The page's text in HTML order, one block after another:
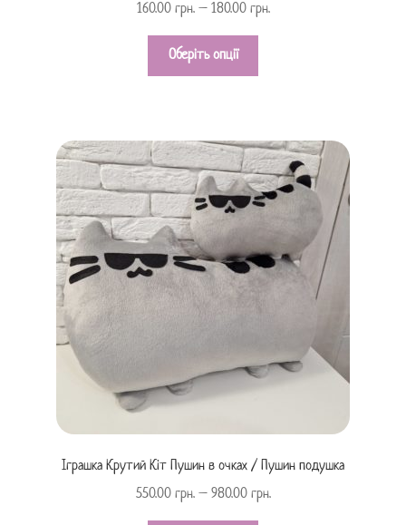
160.00 грн.– 180.00 грн.
Оберіть опції
Іграшка Крутий Кіт Пушин в очках / Пушин подушка
550.00 грн.– 980.00 грн.